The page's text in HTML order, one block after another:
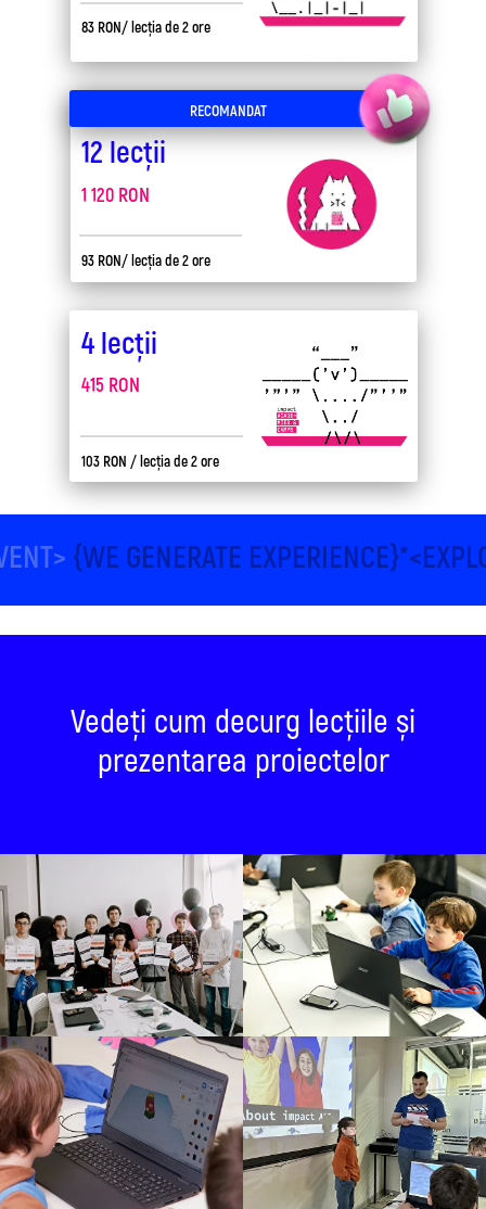
12 lecții
{WE GENERATE
4 lecții
83 RON/ lecția de 2 ore
1 120 RON
103 RON / lecția de 2 ore
93 RON/ lecția de 2 ore
415 RON
RECOMANDAT
Vedeți cum decurg lecțiile și
prezentarea proiectelor